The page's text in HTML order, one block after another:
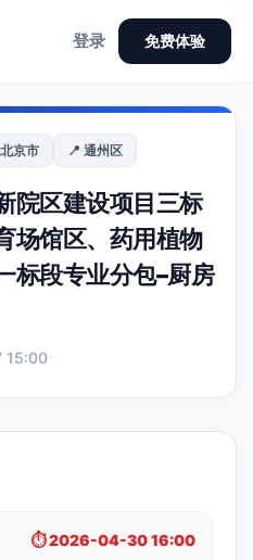
登录 免费体验
京市 📍 通州区
院区建设项目三标
场馆区、药用植物
标段专业分包–厨房
15:00
⏱️ 2026-04-30 16:00